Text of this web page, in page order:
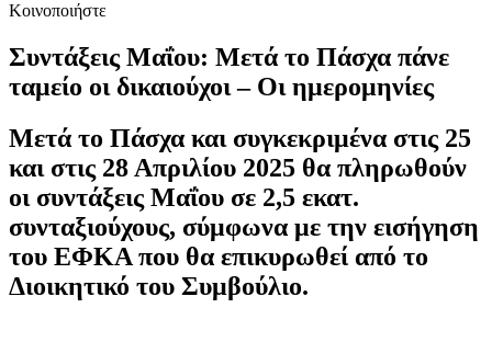
Κοινοποιήστε
Συντάξεις Μαΐου: Μετά το Πάσχα πάνε
ταμείο οι δικαιούχοι – Oι ημερομηνίες
Μετά το Πάσχα και συγκεκριμένα στις 25
και στις 28 Απριλίου 2025 θα πληρωθούν
οι συντάξεις Μαΐου σε 2,5 εκατ.
συνταξιούχους, σύμφωνα με την εισήγηση
του ΕΦΚΑ που θα επικυρωθεί από το
Διοικητικό του Συμβούλιο.